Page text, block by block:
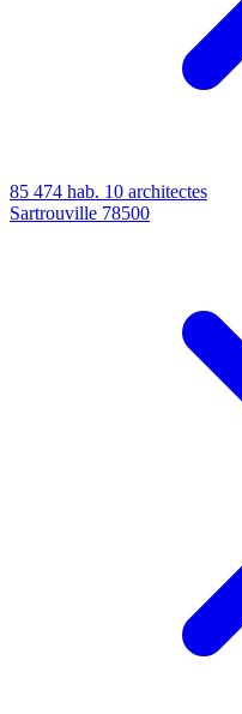
85 474 hab. 10 architectes
Sartrouville 78500